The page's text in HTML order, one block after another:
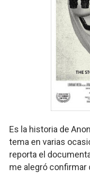
Es la historia de
tema en varias
reporta el
me alegró